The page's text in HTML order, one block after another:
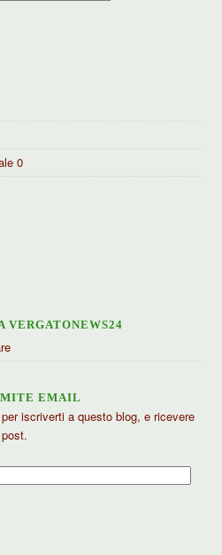
0
VERGATONEWS24
EMAIL
iscriverti a questo blog, e ricevere